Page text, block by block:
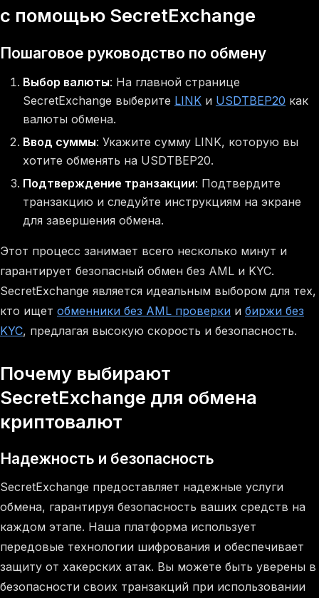
с помощью SecretExchange
Пошаговое руководство по обмену
Выбор валюты: На главной странице
SecretExchange выберите LINK и USDTBEP20 как
валюты обмена.
Ввод суммы: Укажите сумму LINK, которую вы
хотите обменять на USDTBEP20.
Подтверждение транзакции: Подтвердите
транзакцию и следуйте инструкциям на экране
для завершения обмена.
Этот процесс занимает всего несколько минут и
гарантирует безопасный обмен без AML и KYC.
SecretExchange является идеальным выбором для тех,
кто ищет обменники без AML проверки и биржи без
KYC, предлагая высокую скорость и безопасность.
Почему выбирают
SecretExchange для обмена
криптовалют
Надежность и безопасность
SecretExchange предоставляет надежные услуги
обмена, гарантируя безопасность ваших средств на
каждом этапе. Наша платформа использует
передовые технологии шифрования и обеспечивает
защиту от хакерских атак. Вы можете быть уверены в
безопасности своих транзакций при использовании